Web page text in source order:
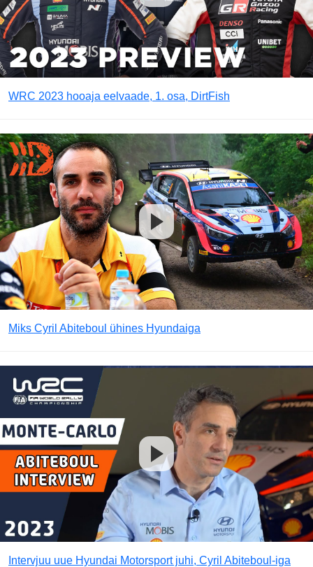
WRC 2023 hooaja eelvaade, 1. osa, DirtFish
Miks Cyril Abiteboul ühines Hyundaiga
Intervjuu uue Hyundai Motorsport juhi, Cyril Abiteboul-iga